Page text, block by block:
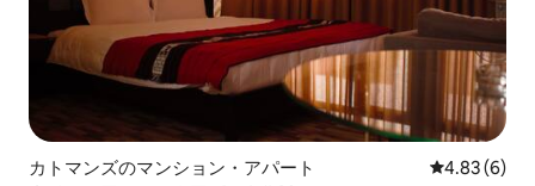
カトマンズのマンション・アパート レビュー6
4.83 (6)